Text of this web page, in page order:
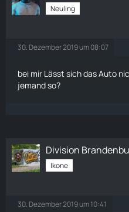
Neuling
30. Dezember 2019 um 08:07
bei mir Lässt sich das Auto
jemand so?
Division
Ikone
30. Dezember 2019 um 10:41